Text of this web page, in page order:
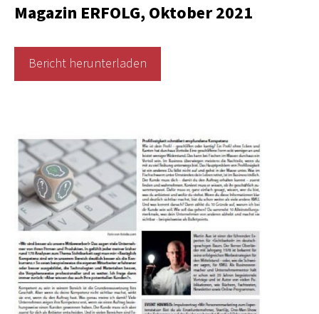
Magazin ERFOLG, Oktober 2021
Bericht herunterladen